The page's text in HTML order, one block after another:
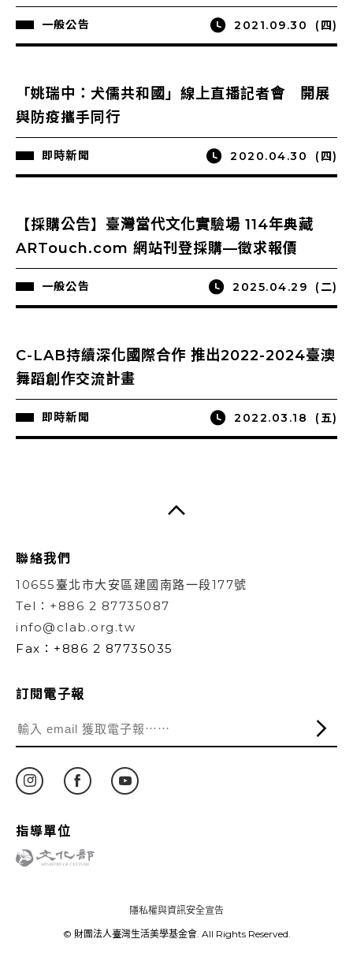
一般公告 2021.09.30 (四)
「姚瑞中：犬儒共和國」線上直播記者會 開展
與防疫攜手同行
即時新聞 2020.04.30 (四)
【採購公告】臺灣當代文化實驗場 114年典藏
ARTouch.com 網站刊登採購—徵求報價
一般公告 2025.04.29 (二)
C-LAB持續深化國際合作 推出2022-2024臺澳
舞蹈創作交流計畫
即時新聞 2022.03.18 (五)
聯絡我們
10655臺北市大安區建國南路一段177號
Tel：+886 2 87735087
info@clab.org.tw
Fax：+886 2 87735035
訂閱電子報
指導單位
隱私權與資訊安全宣告
© 財團法人臺灣生活美學基金會. All Rights Reserved.